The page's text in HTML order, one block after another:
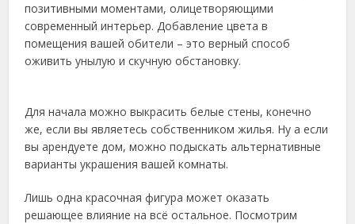
позитивными моментами, олицетворяющими
современный интерьер. Добавление цвета в
помещения вашей обители – это верный способ
оживить унылую и скучную обстановку.
Для начала можно выкрасить белые стены, конечно
же, если вы являетесь собственником жилья. Ну а если
вы арендуете дом, можно подыскать альтернативные
варианты украшения вашей комнаты.
Лишь одна красочная фигура может оказать
решающее влияние на всё остальное. Посмотрим